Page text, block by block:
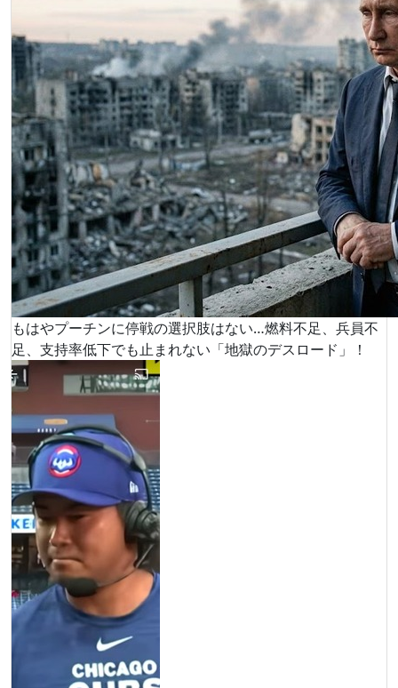
もはやプーチンに停戦の選択肢はない…燃料不足、兵員不
足、支持率低下でも止まれない「地獄のデスロード」！